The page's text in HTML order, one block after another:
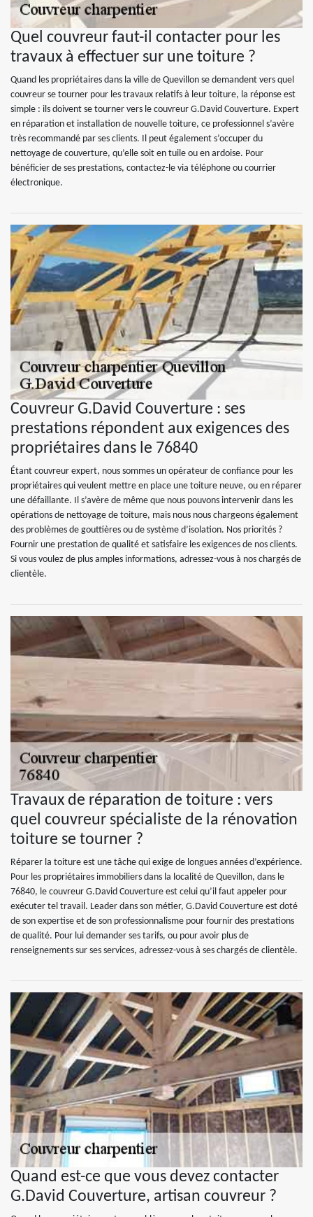
Quel couvreur faut-il contacter pour les
travaux à effectuer sur une toiture ?
Quand les propriétaires dans la ville de Quevillon se demandent vers quel
couvreur se tourner pour les travaux relatifs à leur toiture, la réponse est
simple : ils doivent se tourner vers le couvreur G.David Couverture. Expert
en réparation et installation de nouvelle toiture, ce professionnel s’avère
très recommandé par ses clients. Il peut également s’occuper du
nettoyage de couverture, qu’elle soit en tuile ou en ardoise. Pour
bénéficier de ses prestations, contactez-le via téléphone ou courrier
électronique.
Couvreur G.David Couverture : ses
prestations répondent aux exigences des
propriétaires dans le 76840
Étant couvreur expert, nous sommes un opérateur de confiance pour les
propriétaires qui veulent mettre en place une toiture neuve, ou en réparer
une défaillante. Il s’avère de même que nous pouvons intervenir dans les
opérations de nettoyage de toiture, mais nous nous chargeons également
des problèmes de gouttières ou de système d’isolation. Nos priorités ?
Fournir une prestation de qualité et satisfaire les exigences de nos clients.
Si vous voulez de plus amples informations, adressez-vous à nos chargés de
clientèle.
Travaux de réparation de toiture : vers
quel couvreur spécialiste de la rénovation
toiture se tourner ?
Réparer la toiture est une tâche qui exige de longues années d’expérience.
Pour les propriétaires immobiliers dans la localité de Quevillon, dans le
76840, le couvreur G.David Couverture est celui qu’il faut appeler pour
exécuter tel travail. Leader dans son métier, G.David Couverture est doté
de son expertise et de son professionnalisme pour fournir des prestations
de qualité. Pour lui demander ses tarifs, ou pour avoir plus de
renseignements sur ses services, adressez-vous à ses chargés de clientèle.
Quand est-ce que vous devez contacter
G.David Couverture, artisan couvreur ?